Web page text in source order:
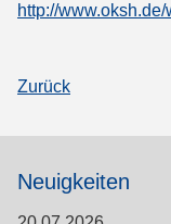
http://
Zurück
Neuigkeiten